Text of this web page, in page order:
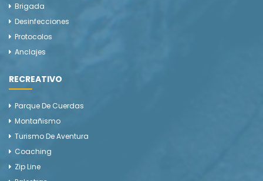
Brigada
Desinfecciones
Protocolos
Anclajes
RECREATIVO
Parque De Cuerdas
Montañismo
Turismo De Aventura
Coaching
Zip Line